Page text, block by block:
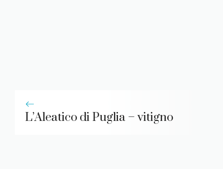
L’Aleatico di Puglia – vitigno